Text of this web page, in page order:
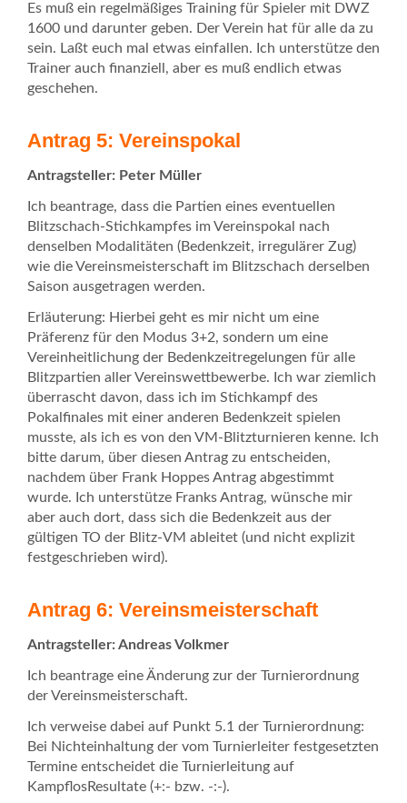
Es muß ein regelmäßiges Training für Spieler mit DWZ
1600 und darunter geben. Der Verein hat für alle da zu
sein. Laßt euch mal etwas einfallen. Ich unterstütze den
Trainer auch finanziell, aber es muß endlich etwas
geschehen.
Antrag 5: Vereinspokal
Antragsteller: Peter Müller
Ich beantrage, dass die Partien eines eventuellen
Blitzschach-Stichkampfes im Vereinspokal nach
denselben Modalitäten (Bedenkzeit, irregulärer Zug)
wie die Vereinsmeisterschaft im Blitzschach derselben
Saison ausgetragen werden.
Erläuterung: Hierbei geht es mir nicht um eine
Präferenz für den Modus 3+2, sondern um eine
Vereinheitlichung der Bedenkzeitregelungen für alle
Blitzpartien aller Vereinswettbewerbe. Ich war ziemlich
überrascht davon, dass ich im Stichkampf des
Pokalfinales mit einer anderen Bedenkzeit spielen
musste, als ich es von den VM-Blitzturnieren kenne. Ich
bitte darum, über diesen Antrag zu entscheiden,
nachdem über Frank Hoppes Antrag abgestimmt
wurde. Ich unterstütze Franks Antrag, wünsche mir
aber auch dort, dass sich die Bedenkzeit aus der
gültigen TO der Blitz-VM ableitet (und nicht explizit
festgeschrieben wird).
Antrag 6: Vereinsmeisterschaft
Antragsteller: Andreas Volkmer
Ich beantrage eine Änderung zur der Turnierordnung
der Vereinsmeisterschaft.
Ich verweise dabei auf Punkt 5.1 der Turnierordnung:
Bei Nichteinhaltung der vom Turnierleiter festgesetzten
Termine entscheidet die Turnierleitung auf
KampflosResultate (+:- bzw. -:-).